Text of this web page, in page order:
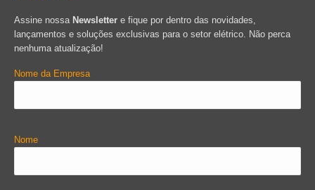
Assine nossa Newsletter e fique por dentro das novidades,
lançamentos e soluções exclusivas para o setor elétrico. Não perca
nenhuma atualização!
Nome da Empresa
Nome